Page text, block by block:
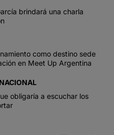
brindará una charla
como destino sede
en Meet Up Argentina
obligaría a escuchar los